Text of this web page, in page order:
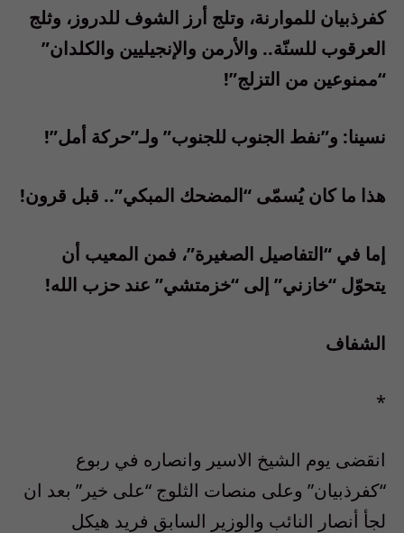
كفرذبيان للموارنة، وتلج أرز الشوف للدروز، وثلج
العرقوب للسنّة.. والأرمن والإنجيليين والكلدان”
“ممنوعين من التزلج”!
نسينا: و”نفط الجنوب للجنوب” ولـ”حركة أمل”!
هذا ما كان يُسمّى “المضحك المبكي”.. قبل قرون!
إما في “التفاصيل الصغيرة”، فمن المعيب أن
يتحوّل “خازني” إلى “خزمتشي” عند حزب الله!
الشفاف
*
انقضى يوم الشيخ الاسير وانصاره في ربوع
“كفرذبيان” وعلى منصات الثلوج “على خير” بعد ان
لجأ أنصار النائب والوزير السابق فريد هيكل